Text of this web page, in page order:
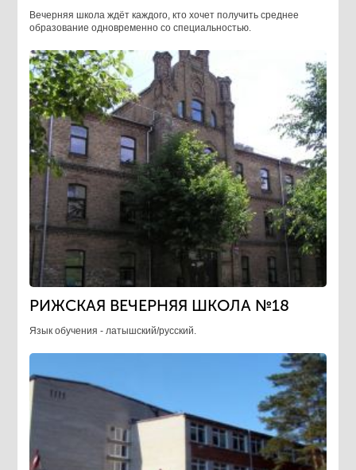
Вечерняя школа ждёт каждого, кто хочет получить среднее
образование одновременно со специальностью.
РИЖСКАЯ ВЕЧЕРНЯЯ ШКОЛА №18
Язык обучения - латышский/русский.